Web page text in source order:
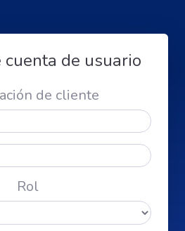
cuenta de usuario
de cliente
Rol